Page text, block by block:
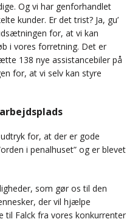
Og vi har genforhandlet
kunder. Er det trist? Ja, gu’
for, at vi kan
i vores forretning. Det er
138 nye assistancebiler på
for, at vi selv kan styre
for, at der er gode
i penalhuset” og er blevet
som gør os til den
der vil hjælpe
til Falck fra vores konkurrenter